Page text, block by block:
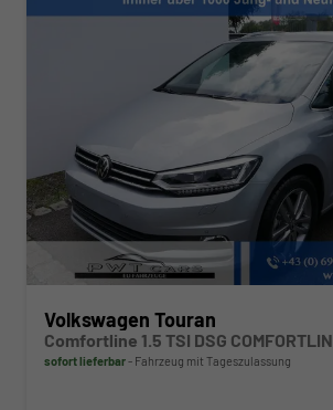
Volkswagen Touran
sofort lieferbar Fahrzeug mit Tageszulassung